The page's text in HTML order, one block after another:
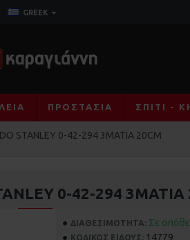
GREEK
ΠΡΟΣΤΑΣΊΑ ΣΠΊΤΙ -
STANLEY 0-42-294 3ΜΑΤΙΑ 20CM
0-42-294 3ΜΑΤΙΑ
ΔΙΑΘΕΣΙΜΌΤΗΤΑ: Σε
ΚΩΔΙΚΌΣ ΕΊΔΟΥΣ: 14779